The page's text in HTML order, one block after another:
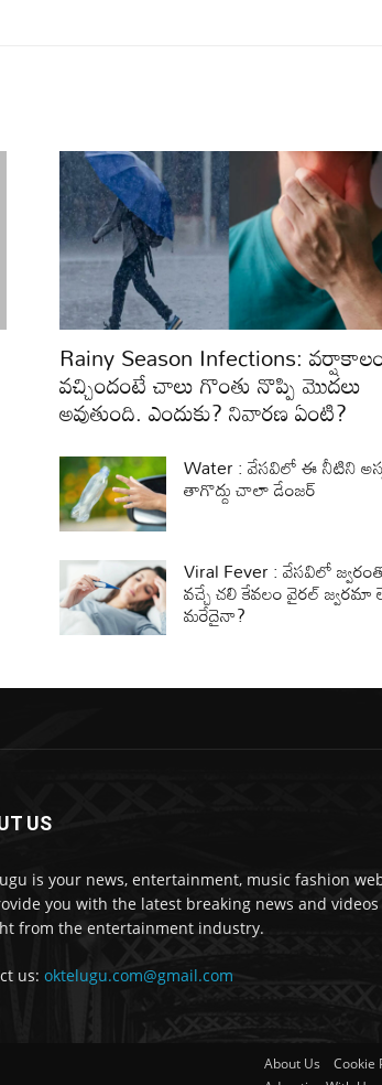
Rainy Season Infections:
వచ్చిందంటే చాలు గొంతు నొప్పి మొదలు
అవుతుంది. ఎందుకు? నివారణ ఏంటి?
Water : వేసవిలో ఈ నీటిని
తాగొద్దు చాలా డేంజర్
Viral Fever : వేసవిలో
వచ్చే చలి కేవలం వైరల్
మరేదైనా?
US
is your news, entertainment, music fashion
you with the latest breaking news and videos
from the entertainment industry.
us: oktelugu.com@gmail.com
About Us Cookie